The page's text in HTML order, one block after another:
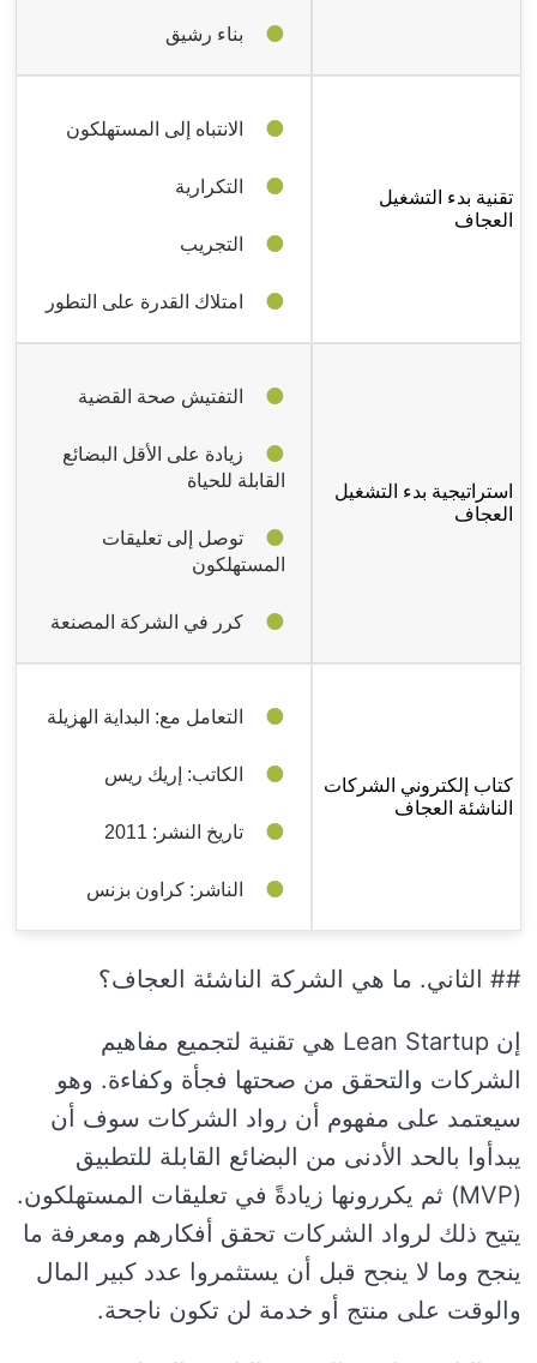
بناء رشيق
تقنية بدء التشغيل
العجاف
الانتباه إلى المستهلكون
التكرارية
التجريب
امتلاك القدرة على التطور
استراتيجية بدء التشغيل
العجاف
التفتيش صحة القضية
زيادة على الأقل البضائع
القابلة للحياة
توصل إلى تعليقات
المستهلكون
كرر في الشركة المصنعة
كتاب إلكتروني الشركات
الناشئة العجاف
التعامل مع: البداية الهزيلة
الكاتب: إريك ريس
تاريخ النشر: 2011
الناشر: كراون بزنس
## الثاني. ما هي الشركة الناشئة العجاف؟
إن Lean Startup هي تقنية لتجميع مفاهيم
الشركات والتحقق من صحتها فجأة وكفاءة. وهو
سيعتمد على مفهوم أن رواد الشركات سوف أن
يبدأوا بالحد الأدنى من البضائع القابلة للتطبيق
(MVP) ثم يكررونها زيادةً في تعليقات المستهلكون.
يتيح ذلك لرواد الشركات تحقق أفكارهم ومعرفة ما
ينجح وما لا ينجح قبل أن يستثمروا عدد كبير المال
والوقت على منتج أو خدمة لن تكون ناجحة.